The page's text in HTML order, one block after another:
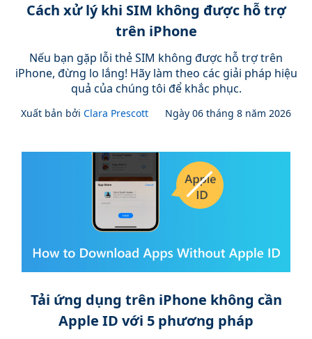
Cách xử lý khi SIM không được hỗ trợ
trên iPhone
Nếu bạn gặp lỗi thẻ SIM không được hỗ trợ trên
iPhone, đừng lo lắng! Hãy làm theo các giải pháp hiệu
quả của chúng tôi để khắc phục.
Xuất bản bởi Clara Prescott Ngày 06 tháng 8 năm 2026
Tải ứng dụng trên iPhone không cần
Apple ID với 5 phương pháp